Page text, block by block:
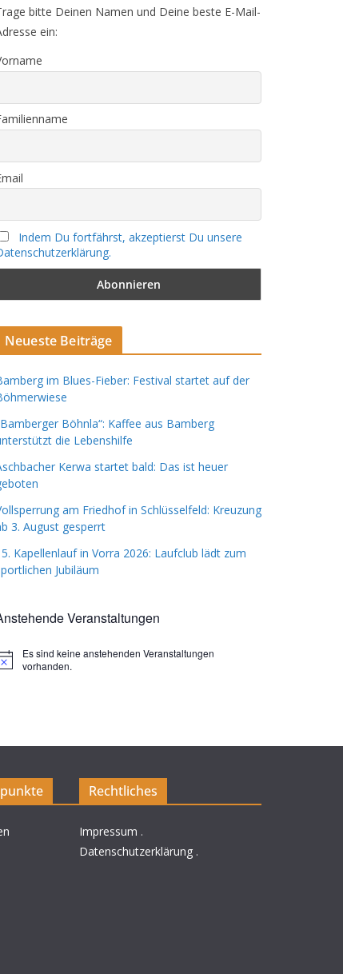
bitte Deinen Namen und Deine beste E-Mail-
ein:
Indem Du fortfährst, akzeptierst Du unsere
Neueste Beiträge
im Blues-Fieber: Festival startet auf der
Böhnla“: Kaffee aus Bamberg
die Lebenshilfe
Kerwa startet bald: Das ist heuer
am Friedhof in Schlüsselfeld: Kreuzung
3. August gesperrt
Kapellenlauf in Vorra 2026: Laufclub lädt zum
Jubiläum
Veranstaltungen
H
Es sind keine anstehenden Veranstaltungen
vorhanden.
Rechtliches
Impressum .
Datenschutzerklärung .